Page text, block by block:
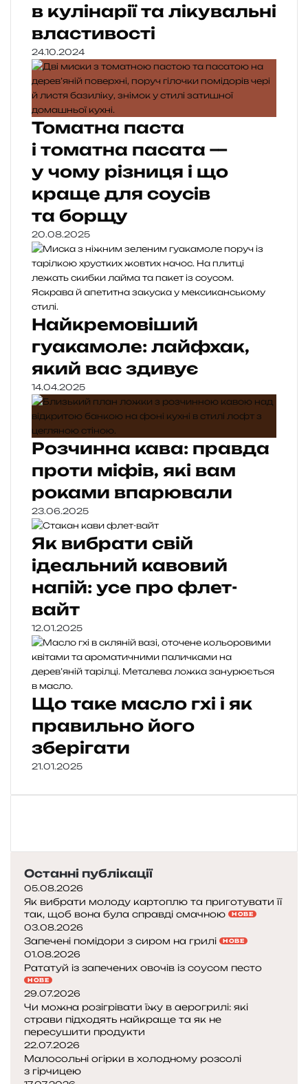
в кулінарії та лікувальні
властивості
24.10.2024
Томатна паста
і томатна пасата —
у чому різниця і що
краще для соусів
та борщу
20.08.2025
Найкремовіший
гуакамоле: лайфхак,
який вас здивує
14.04.2025
Розчинна кава: правда
проти міфів, які вам
роками впарювали
23.06.2025
Як вибрати свій
ідеальний кавовий
напій: усе про флет-
вайт
12.01.2025
Що таке масло гхі і як
правильно його
зберігати
21.01.2025
Останні публікації
05.08.2026
Як вибрати молоду картоплю та приготувати її
так, щоб вона була справді смачною
НОВЕ
03.08.2026
Запечені помідори з сиром на грилі НОВЕ
01.08.2026
Рататуй із запечених овочів із соусом песто
НОВЕ
29.07.2026
Чи можна розігрівати їжу в аерогрилі: які
страви підходять найкраще та як не
пересушити продукти
22.07.2026
Малосольні огірки в холодному розсолі
з гірчицею